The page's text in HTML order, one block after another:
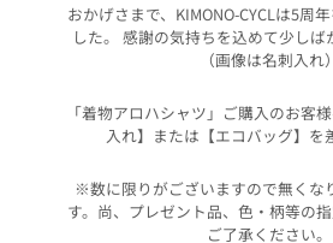
おかげさまで、KIMONO-CYCLは5周
した。 感謝の気持ちを込めて少しば
（画像は名刺入れ）
「着物アロハシャツ」ご購入のお客
入れ】または【エコバッグ】を
※数に限りがございますので無くな
す。尚、プレゼント品、色・柄等の
ご了承ください。